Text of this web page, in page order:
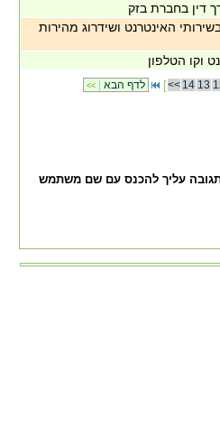
דין בחברת בזק
האינטרנט ושידרוג מהירות
וקו הטלפון
<< [<< 14 13
עליך להכנס עם שם משתמש